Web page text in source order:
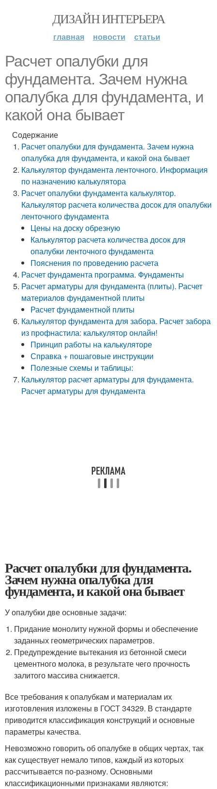
ДИЗАЙН ИНТЕРЬЕРА
главная новости статьи
Расчет опалубки для
фундамента. Зачем нужна
опалубка для фундамента, и
какой она бывает
Содержание
Расчет опалубки для фундамента. Зачем нужна
опалубка для фундамента, и какой она бывает
Калькулятор фундамента ленточного. Информация
по назначению калькулятора
Расчет опалубки фундамента калькулятор.
Калькулятор расчета количества досок для опалубки
ленточного фундамента
Цены на доску обрезную
Калькулятор расчета количества досок для
опалубки ленточного фундамента
Пояснения по проведению расчета
Расчет фундамента программа. Фундаменты
Расчет арматуры для фундамента (плиты). Расчет
материалов фундаментной плиты
Расчет фундаментной плиты
Калькулятор фундамента для забора. Расчет забора
из профнастила: калькулятор онлайн!
Принцип работы на калькуляторе
Справка + пошаговые инструкции
Полезные схемы и таблицы:
Калькулятор расчет арматуры для фундамента.
Расчет арматуры для фундамента
Расчет опалубки для фундамента.
Зачем нужна опалубка для
фундамента, и какой она бывает
У опалубки две основные задачи:
Придание монолиту нужной формы и обеспечение
заданных геометрических параметров.
Предупреждение вытекания из бетонной смеси
цементного молока, в результате чего прочность
залитого массива снижается.
Все требования к опалубкам и материалам их
изготовления изложены в ГОСТ 34329. В стандарте
приводится классификация конструкций и основные
параметры качества.
Невозможно говорить об опалубке в общих чертах, так
как существует немало типов, каждый из которых
рассчитывается по-разному. Основными
классификационными признаками являются: